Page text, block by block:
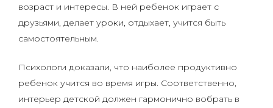
возраст и интересы. В ней ребенок играет с
друзьями, делает уроки, отдыхает, учится быть
самостоятельным.
Психологи доказали, что наиболее продуктивно
ребенок учится во время игры. Соответственно,
интерьер детской должен гармонично вобрать в